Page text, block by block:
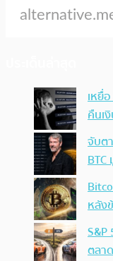
เหยื่
คืนเ
จับต
หลัง
ตลา